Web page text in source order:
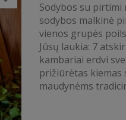
Sodybos su
sodybos malkinė
vienos grupės
Jūsų laukia: 7
kambariai erdvi
prižiūrėtas kiemas
maudynėms